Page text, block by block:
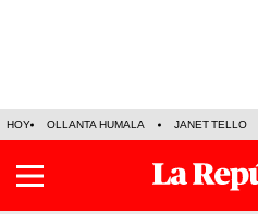
HOY OLLANTA HUMALA JANET TELLO